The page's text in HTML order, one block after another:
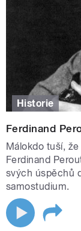
Historie
Ferdinand
Málokdo tuší,
Ferdinand
svých úspěchů
samostudium.